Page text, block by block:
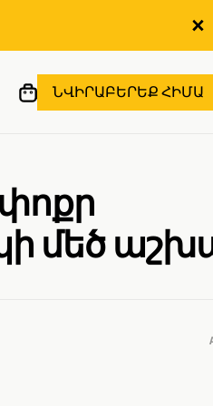
ՆՎԻՐԱԲԵՐԵՔ ՀԻՄԱ
մեծ